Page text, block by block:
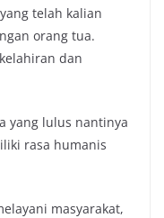
telah kalian
orang tua.
dan
yang lulus nantinya
rasa humanis
masyarakat,